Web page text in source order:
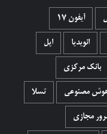
آیفون 17
انویدیا اپل
بانک مرکزی
هوش مصنوعی تسلا
مجازی